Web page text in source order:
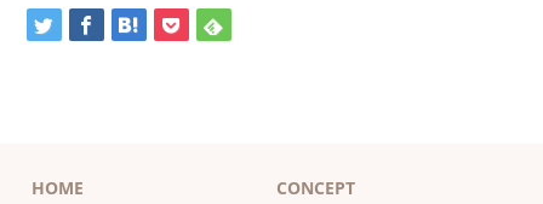
HOME CONCEPT